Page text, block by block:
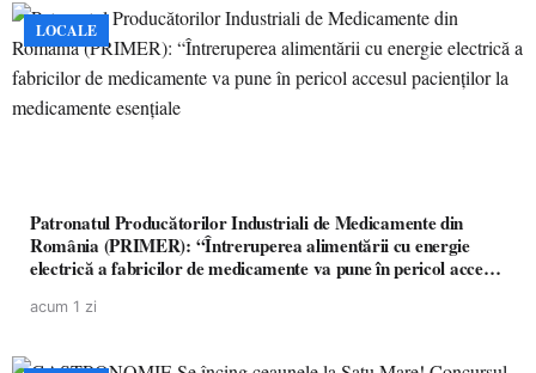
LOCALE
Patronatul Producătorilor Industriali de Medicamente din
România (PRIMER): “Întreruperea alimentării cu energie
electrică a fabricilor de medicamente va pune în pericol accesul
acum 1 zi